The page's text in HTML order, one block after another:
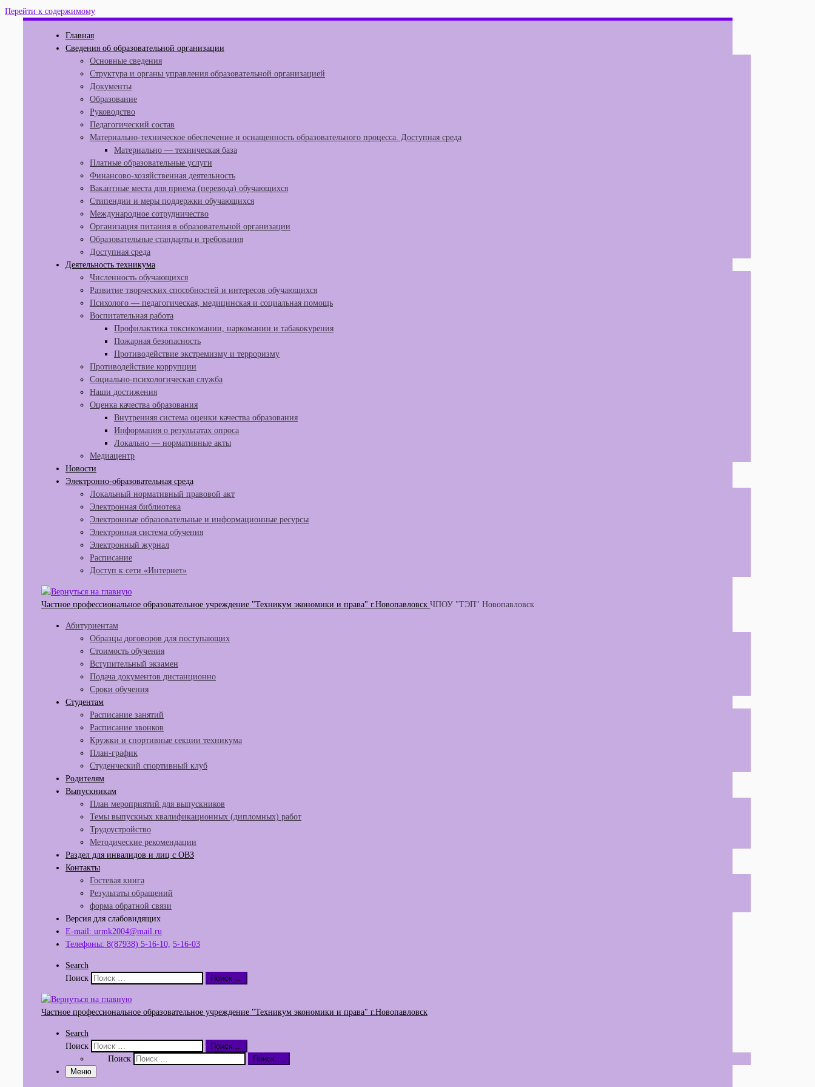
Перейти к содержимому
Главная
Сведения об образовательной организации
Основные сведения
Структура и органы управления образовательной организацией
Документы
Образование
Руководство
Педагогический состав
Материально-техническое обеспечение и оснащенность образовательного процесса. Доступная среда
Материально — техническая база
Платные образовательные услуги
Финансово-хозяйственная деятельность
Вакантные места для приема (перевода) обучающихся
Стипендии и меры поддержки обучающихся
Международное сотрудничество
Организация питания в образовательной организации
Образовательные стандарты и требования
Доступная среда
Деятельность техникума
Численность обучающихся
Развитие творческих способностей и интересов обучающихся
Психолого — педагогическая, медицинская и социальная помощь
Воспитательная работа
Профилактика токсикомании, наркомании и табакокурения
Пожарная безопасность
Противодействие экстремизму и терроризму
Противодействие коррупции
Социально-психологическая служба
Наши достижения
Оценка качества образования
Внутренняя система оценки качества образования
Информация о результатах опроса
Локально — нормативные акты
Медиацентр
Новости
Электронно-образовательная среда
Локальный нормативный правовой акт
Электронная библиотека
Электронные образовательные и информационные ресурсы
Электронная система обучения
Электронный журнал
Расписание
Доступ к сети «Интернет»
Частное профессиональное образовательное учреждение "Техникум экономики и права" г.Новопавловск ЧПОУ "ТЭП" Новопавловск
Абитуриентам
Образцы договоров для поступающих
Стоимость обучения
Вступительный экзамен
Подача документов дистанционно
Сроки обучения
Студентам
Расписание занятий
Расписание звонков
Кружки и спортивные секции техникума
План-график
Студенческий спортивный клуб
Родителям
Выпускникам
План мероприятий для выпускников
Темы выпускных квалификационных (дипломных) работ
Трудоустройство
Методические рекомендации
Раздел для инвалидов и лиц с ОВЗ
Контакты
Гостевая книга
Результаты обращений
форма обратной связи
Версия для слабовидящих
E-mail: urmk2004@mail.ru
Телефоны: 8(87938) 5-16-10, 5-16-03
Search
Поиск
Поиск …
Частное профессиональное образовательное учреждение "Техникум экономики и права" г.Новопавловск
Search
Поиск
Поиск …
Поиск
Поиск …
Меню